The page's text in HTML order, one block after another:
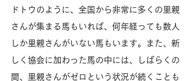
ドトウのように、全国から非常に多くの里親
さんが集まる馬もいれば、何年経っても数人
しか里親さんがいない馬もいます。また、新
しく協会に加わった馬の中には、しばらくの
間、里親さんがゼロという状況が続くことも